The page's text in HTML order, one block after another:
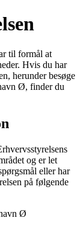
til formål at
Hvis du har
herunder besøge
Ø, finder du
og er let
eller har
på følgende
Ø